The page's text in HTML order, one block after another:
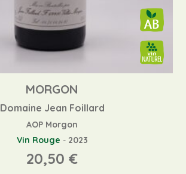
MORGON
Domaine Jean Foillard
AOP Morgon
Vin Rouge - 2023
20,50 €